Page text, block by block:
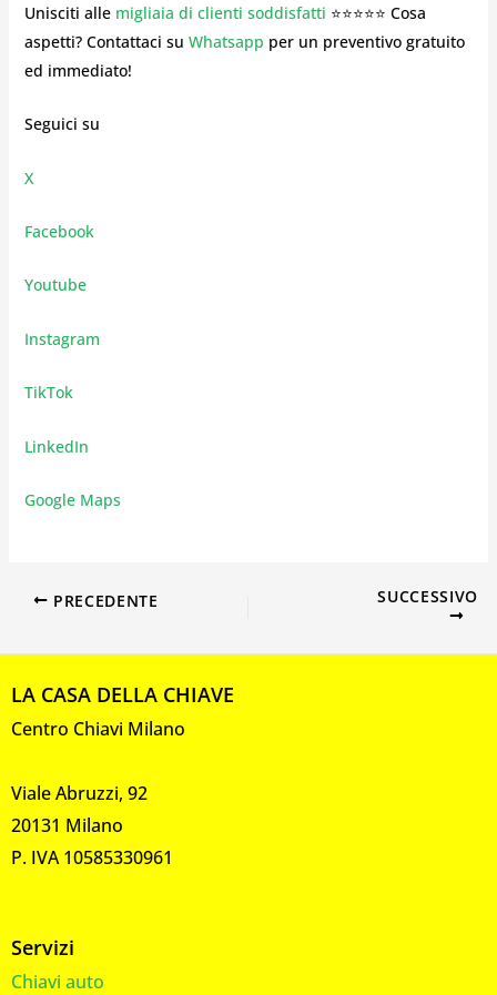
Unisciti alle migliaia di clienti soddisfatti ⭐⭐⭐⭐⭐ Cosa
aspetti? Contattaci su Whatsapp per un preventivo gratuito
ed immediato!
Seguici su
X
Facebook
Youtube
Instagram
TikTok
LinkedIn
Google Maps
PRECEDENTE SUCCESSIVO
LA CASA DELLA CHIAVE
Centro Chiavi Milano
Viale Abruzzi, 92
20131 Milano
P. IVA 10585330961
Servizi
Chiavi auto